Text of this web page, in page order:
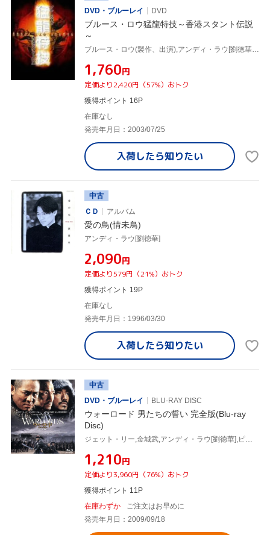
DVD・ブルーレイ
DVD
ブルース・ロウ猛龍特技～香港スタント伝説
～
ブルース・ロウ(製作、出演),アンディ・ラウ[劉徳華],チャウ・シンチー[周星馳],スー・チー,カレン・モク[莫文蔚]
¥1,760円
定価より2,420円（57%）おトク
獲得ポイント 16P
在庫なし
発売年月日：2003/07/25
入荷したら知りたい
中古
ＣＤ
アルバム
愛の鳥(情未鳥)
アンディ・ラウ[劉徳華]
¥2,090円
定価より579円（21%）おトク
獲得ポイント 19P
在庫なし
発売年月日：1996/03/30
入荷したら知りたい
中古
DVD・ブルーレイ
BLU-RAY DISC
ウォーロード 男たちの誓い 完全版(Blu-ray
Disc)
ジェット・リー,金城武,アンディ・ラウ[劉徳華],ピーター・チャン(監督)
¥1,210円
定価より3,960円（76%）おトク
獲得ポイント 11P
在庫わずか
ご注文はお早めに
発売年月日：2009/09/18